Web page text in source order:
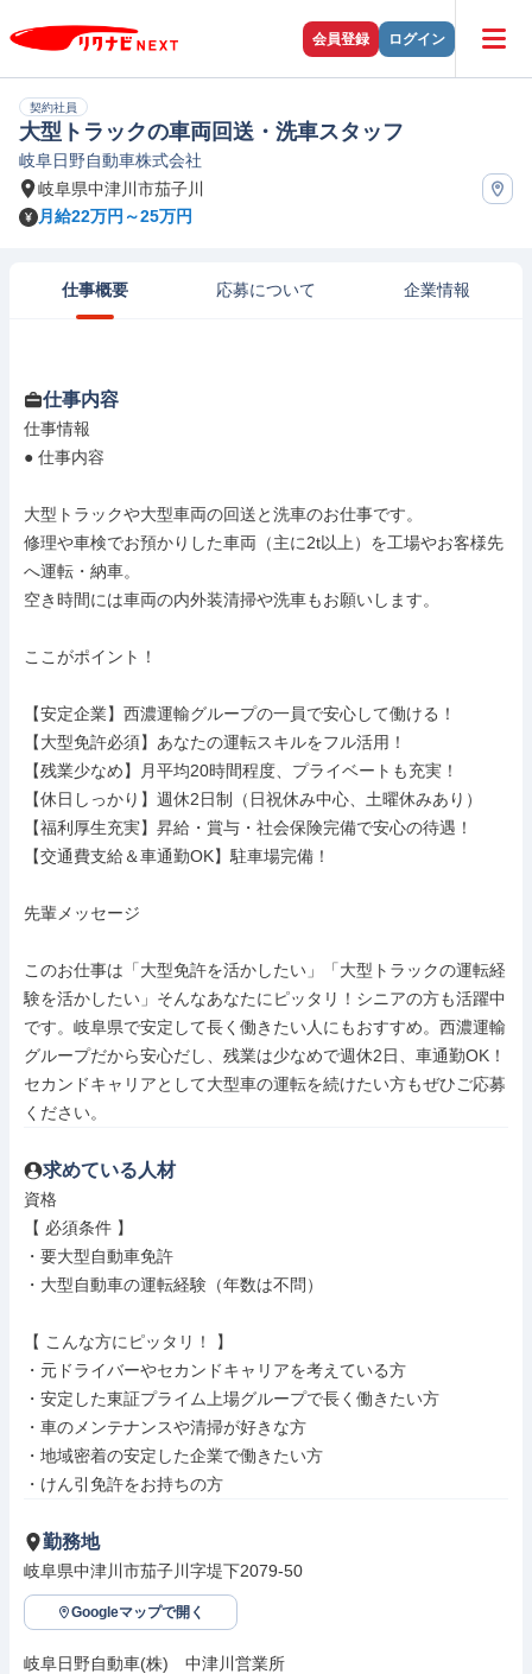
会員登録 ログイン
契約社員
大型トラックの車両回送・洗車スタッフ
岐阜日野自動車株式会社
岐阜県中津川市茄子川
月給22万円～25万円
仕事概要 応募について 企業情報
仕事内容
仕事情報
● 仕事内容
大型トラックや大型車両の回送と洗車のお仕事です。
修理や車検でお預かりした車両（主に2t以上）を工場やお客様先
へ運転・納車。
空き時間には車両の内外装清掃や洗車もお願いします。
ここがポイント！
【安定企業】西濃運輸グループの一員で安心して働ける！
【大型免許必須】あなたの運転スキルをフル活用！
【残業少なめ】月平均20時間程度、プライベートも充実！
【休日しっかり】週休2日制（日祝休み中心、土曜休みあり）
【福利厚生充実】昇給・賞与・社会保険完備で安心の待遇！
【交通費支給＆車通勤OK】駐車場完備！
先輩メッセージ
このお仕事は「大型免許を活かしたい」「大型トラックの運転経
験を活かしたい」そんなあなたにピッタリ！シニアの方も活躍中
です。岐阜県で安定して長く働きたい人にもおすすめ。西濃運輸
グループだから安心だし、残業は少なめで週休2日、車通勤OK！
セカンドキャリアとして大型車の運転を続けたい方もぜひご応募
ください。
求めている人材
資格
【 必須条件 】
・要大型自動車免許
・大型自動車の運転経験（年数は不問）
【 こんな方にピッタリ！ 】
・元ドライバーやセカンドキャリアを考えている方
・安定した東証プライム上場グループで長く働きたい方
・車のメンテナンスや清掃が好きな方
・地域密着の安定した企業で働きたい方
・けん引免許をお持ちの方
勤務地
岐阜県中津川市茄子川字堤下2079-50
Googleマップで開く
岐阜日野自動車(株)　中津川営業所